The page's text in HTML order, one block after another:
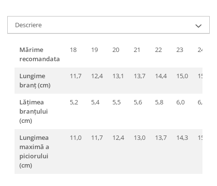
Descriere
Mărime
recomandata
18 19 20 21 22 23 24
Lungime
branț (cm)
11,7 12,4 13,1 13,7 14,4 15,0 15,7
Lățimea
branțului
(cm)
5,2 5,4 5,5 5,6 5,8 6,0 6,2
Lungimea
maximă a
piciorului
(cm)
11,0 11,7 12,4 13,0 13,7 14,3 15,0